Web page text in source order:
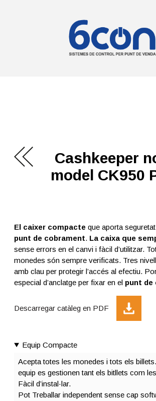
Cashkeeper
model CK950
El caixer compacte que aporta
punt de cobrament. La caixa que
sense errors en el canvi i fàcil d’utilitzar.
monedes són sempre verificats. Tres
amb clau per protegir l’accés al efectiu.
especial d’anclatge per fixar en el punt de
Descarregar catàleg en PDF
Equip Compacte
Acepta totes les monedes i tots els
equip es gestionen tant els bitllets com
Fàcil d’instal·lar.
Pot Treballar independent sense cap